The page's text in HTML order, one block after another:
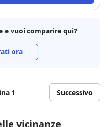
e vuoi comparire qui?
ora
1 Successivo
vicinanze